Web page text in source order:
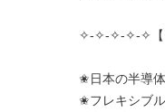
✧-✧-✧-✧-✧【
✬日本の半導
✬フレキシブ